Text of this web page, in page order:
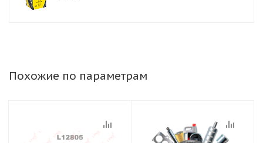
Похожие по параметрам